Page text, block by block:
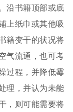
沿书籍顶部或底
上纸巾或其他吸
籍变干的状况将
气流通，也可考
过程，并降低霉
理，并认为未能
，则可能需要将